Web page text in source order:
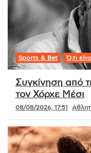
Sports & Bet Ό,τι
Συγκίνηση από
τον Χόρχε Μέσι
08/08/2026, 17:51